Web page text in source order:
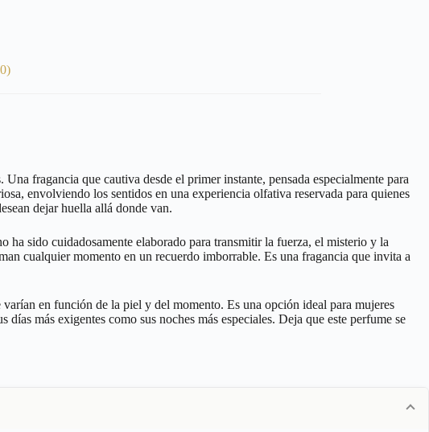
fragancia que cautiva desde el primer instante, pensada especialmente para
envolviendo los sentidos en una experiencia olfativa reservada para quienes
dejar huella allá donde van.
sido cuidadosamente elaborado para transmitir la fuerza, el misterio y la
cualquier momento en un recuerdo imborrable. Es una fragancia que invita a
en función de la piel y del momento. Es una opción ideal para mujeres
más exigentes como sus noches más especiales. Deja que este perfume se